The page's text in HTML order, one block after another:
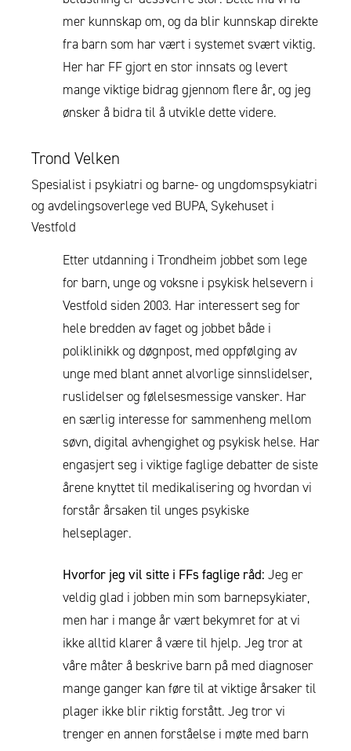
mer kunnskap om, og da blir kunnskap direkte
fra barn som har vært i systemet svært viktig.
Her har FF gjort en stor innsats og levert
mange viktige bidrag gjennom flere år, og jeg
ønsker å bidra til å utvikle dette videre.
Trond Velken
Spesialist i psykiatri og barne- og ungdomspsykiatri
og avdelingsoverlege ved BUPA, Sykehuset i
Vestfold
Etter utdanning i Trondheim jobbet som lege
for barn, unge og voksne i psykisk helsevern i
Vestfold siden 2003. Har interessert seg for
hele bredden av faget og jobbet både i
poliklinikk og døgnpost, med oppfølging av
unge med blant annet alvorlige sinnslidelser,
ruslidelser og følelsesmessige vansker. Har
en særlig interesse for sammenheng mellom
søvn, digital avhengighet og psykisk helse. Har
engasjert seg i viktige faglige debatter de siste
årene knyttet til medikalisering og hvordan vi
forstår årsaken til unges psykiske
helseplager.
Hvorfor jeg vil sitte i FFs faglige råd: Jeg er
veldig glad i jobben min som barnepsykiater,
men har i mange år vært bekymret for at vi
ikke alltid klarer å være til hjelp. Jeg tror at
våre måter å beskrive barn på med diagnoser
mange ganger kan føre til at viktige årsaker til
plager ikke blir riktig forstått. Jeg tror vi
trenger en annen forståelse i møte med barn